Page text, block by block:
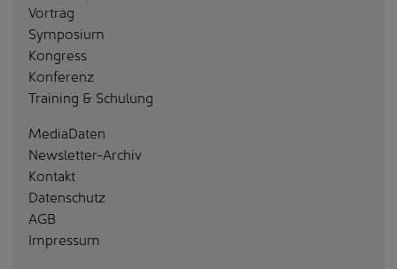
Vortrag
Symposium
Kongress
Konferenz
Training & Schulung
MediaDaten
Newsletter-Archiv
Kontakt
Datenschutz
AGB
Impressum